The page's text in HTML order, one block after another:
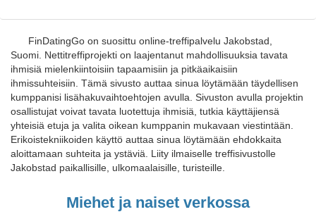
FinDatingGo on suosittu online-treffipalvelu Jakobstad,
Suomi. Nettitreffiprojekti on laajentanut mahdollisuuksia tavata
ihmisiä mielenkiintoisiin tapaamisiin ja pitkäaikaisiin
ihmissuhteisiin. Tämä sivusto auttaa sinua löytämään täydellisen
kumppanisi lisähakuvaihtoehtojen avulla. Sivuston avulla projektin
osallistujat voivat tavata luotettuja ihmisiä, tutkia käyttäjiensä
yhteisiä etuja ja valita oikean kumppanin mukavaan viestintään.
Erikoistekniikoiden käyttö auttaa sinua löytämään ehdokkaita
aloittamaan suhteita ja ystäviä. Liity ilmaiselle treffisivustolle
Jakobstad paikallisille, ulkomaalaisille, turisteille.
Miehet ja naiset verkossa